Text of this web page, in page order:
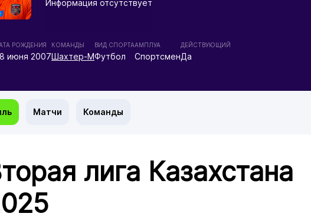
Информация отсутствует
РОЖДЕНИЯ
июня 2007
КОМАНДЫ
Шахтер-М
ВИД СПОРТА
Футбол
АМПЛУА
Спортсмен
ДЕЙСТВУЮЩИЙ
Да
Матчи Команды
лига Казахстана